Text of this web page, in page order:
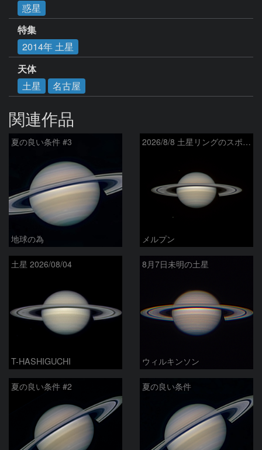
惑星
特集
2014年 土星
天体
土星
名古屋
関連作品
夏の良い条件 #3
地球の為
2026/8/8 土星リングのスポーク
メルプン
土星 2026/08/04
T-HASHIGUCHI
8月7日未明の土星
ウィルキンソン
夏の良い条件 #2 夏の良い条件